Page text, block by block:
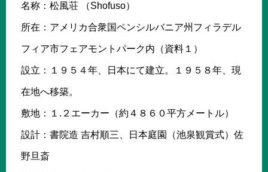
名称：松風荘 （Shofuso）
所在：アメリカ合衆国ペンシルバニア州フィラデル
フィア市フェアモントパーク内（資料１）
設立：１９５４年、日本にて建立。１９５８年、現
在地へ移築。
敷地：１.２エーカー（約４８６０平方メートル）
設計：書院造 吉村順三、日本庭園（池泉観賞式）佐
野旦斎